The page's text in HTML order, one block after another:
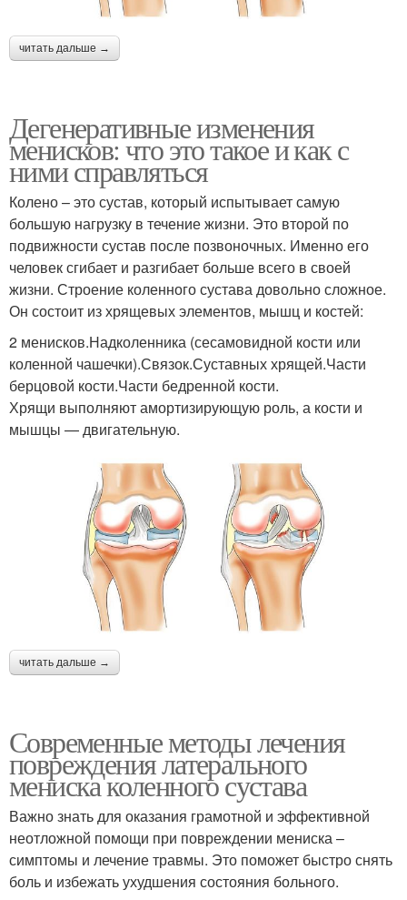
читать дальше →
Дегенеративные изменения
менисков: что это такое и как с
ними справляться
Колено – это сустав, который испытывает самую
большую нагрузку в течение жизни. Это второй по
подвижности сустав после позвоночных. Именно его
человек сгибает и разгибает больше всего в своей
жизни. Строение коленного сустава довольно сложное.
Он состоит из хрящевых элементов, мышц и костей:
2 менисков.Надколенника (сесамовидной кости или
коленной чашечки).Связок.Суставных хрящей.Части
берцовой кости.Части бедренной кости.
Хрящи выполняют амортизирующую роль, а кости и
мышцы — двигательную.
читать дальше →
Современные методы лечения
повреждения латерального
мениска коленного сустава
Важно знать для оказания грамотной и эффективной
неотложной помощи при повреждении мениска –
симптомы и лечение травмы. Это поможет быстро снять
боль и избежать ухудшения состояния больного.